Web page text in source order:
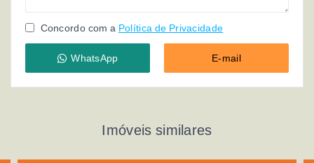
Concordo com a Política de Privacidade
WhatsApp E-mail
Imóveis similares